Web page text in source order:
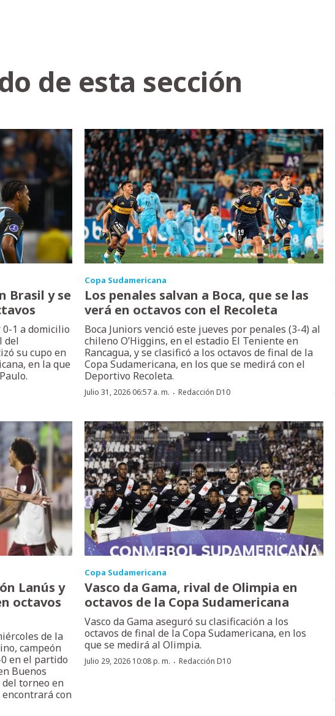
de esta sección
Brasil y se
1 a domicilio
del
su cupo en
en la que
Copa Sudamericana
Los penales salvan a Boca, que se las
verá en octavos con el Recoleta
Boca Juniors venció este jueves por penales (3-4) al
chileno O’Higgins, en el estadio El Teniente en
Rancagua, y se clasificó a los octavos de final de la
Copa Sudamericana, en los que se medirá con el
Deportivo Recoleta.
Julio 31, 2026 06:57 a. m. ·Redacción D10
Lanús y
octavos
de la
campeón
en el partido
Buenos
del torneo en
encontrará con
Copa Sudamericana
Vasco da Gama, rival de Olimpia en
octavos de la Copa Sudamericana
Vasco da Gama aseguró su clasificación a los
octavos de final de la Copa Sudamericana, en los
que se medirá al Olimpia.
Julio 29, 2026 10:08 p. m. ·Redacción D10